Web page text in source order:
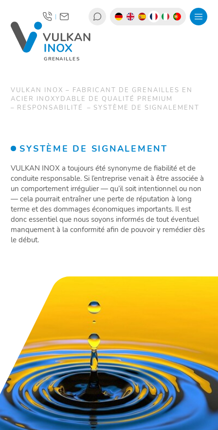
GRENAILLES
|
VULKAN INOX – FABRICANT DE GRENAILLES EN
ACIER INOXYDABLE DE QUALITÉ PREMIUM
RESPONSABILITÉ
SYSTÈME DE SIGNALEMENT
SYSTÈME DE SIGNALEMENT
VULKAN INOX a toujours été synonyme de fiabilité et de
conduite responsable. Si l’entreprise venait à être associée à
un comportement irrégulier — qu’il soit intentionnel ou non
— cela pourrait entraîner une perte de réputation à long
terme et des dommages économiques importants. Il est
donc essentiel que nous soyons informés de tout éventuel
manquement à la conformité afin de pouvoir y remédier dès
le début.